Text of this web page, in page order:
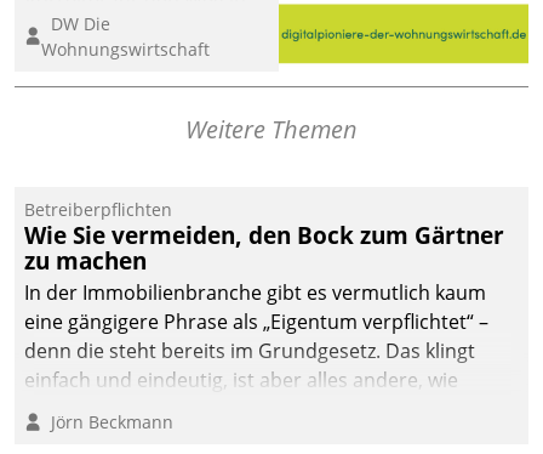
eine digitale Zukunft zu
finden, ist das Ziel des
Awards „Digitalpioniere
Wohnungswirtschaft“.
dafür ein Team
bestehend aus
Wohnungsunternehmen
und PropTech.
DW Die
Wohnungswirtschaft
Weitere Themen
Betreiberpflichten
Wie Sie vermeiden, den Bock zum Gärtner
zu machen
In der Immobilienbranche gibt es vermutlich kaum
eine gängigere Phrase als „Eigentum verpflichtet“ –
denn die steht bereits im Grundgesetz. Das klingt
einfach und eindeutig, ist aber alles andere, wie
Branchenbeschäftigte wissen. Denn mit der
Verantwortung folgen Verpflichtungen.
Jörn Beckmann